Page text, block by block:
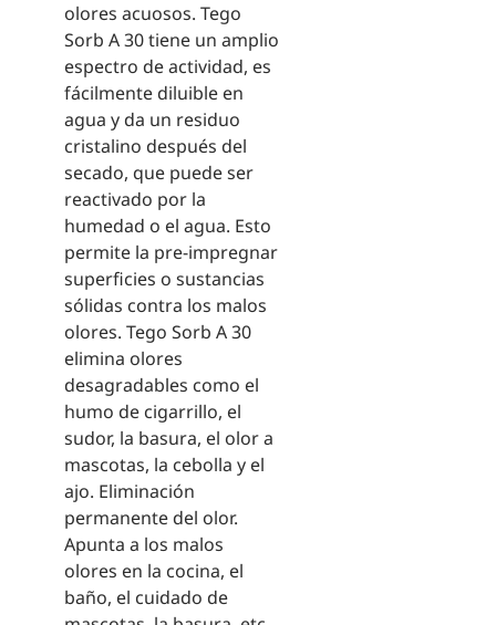
olores acuosos. Tego
Sorb A 30 tiene un amplio
espectro de actividad, es
fácilmente diluible en
agua y da un residuo
cristalino después del
secado, que puede ser
reactivado por la
humedad o el agua. Esto
permite la pre-impregnar
superficies o sustancias
sólidas contra los malos
olores. Tego Sorb A 30
elimina olores
desagradables como el
humo de cigarrillo, el
sudor, la basura, el olor a
mascotas, la cebolla y el
ajo. Eliminación
permanente del olor.
Apunta a los malos
olores en la cocina, el
baño, el cuidado de